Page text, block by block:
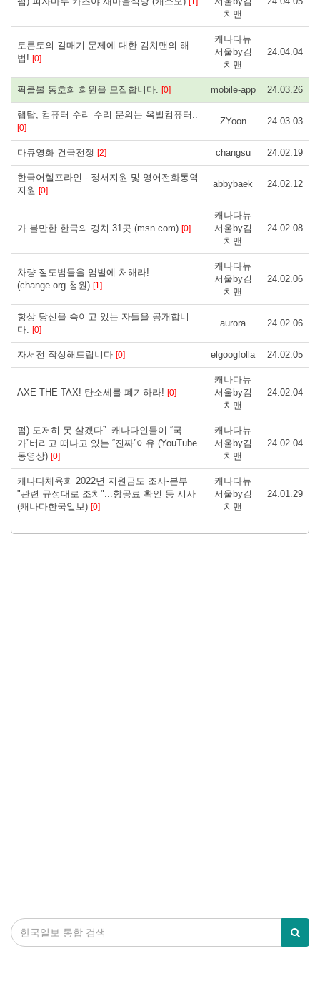
치맨
토론토의 갈매기 문제에 대한 김치맨의 해
법! [0]
캐나다뉴
서울by김
치맨
24.04.04
픽클볼 동호회 회원을 모집합니다. [0] mobile-app 24.03.26
랩탑, 컴퓨터 수리 수리 문의는 옥빌컴퓨터..
[0]
ZYoon 24.03.03
다큐영화 건국전쟁 [2] changsu 24.02.19
한국어헬프라인 - 정서지원 및 영어전화통역
지원 [0]
abbybaek 24.02.12
가 볼만한 한국의 경치 31곳 (msn.com) [0]
캐나다뉴
서울by김
치맨
24.02.08
차량 절도범들을 엄벌에 처해라!
(change.org 청원) [1]
캐나다뉴
서울by김
치맨
24.02.06
항상 당신을 속이고 있는 자들을 공개합니
다. [0]
aurora 24.02.06
자서전 작성해드립니다 [0] elgoogfolla 24.02.05
AXE THE TAX! 탄소세를 폐기하라! [0]
캐나다뉴
서울by김
치맨
24.02.04
펌) 도저히 못 살겠다”..캐나다인들이 “국
가”버리고 떠나고 있는 “진짜”이유 (YouTube
동영상) [0]
캐나다뉴
서울by김
치맨
24.02.04
캐나다체육회 2022년 지원금도 조사-본부
"관련 규정대로 조치"...항공료 확인 등 시사
(캐나다한국일보) [0]
캐나다뉴
서울by김
치맨
24.01.29